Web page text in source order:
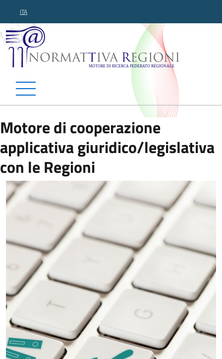
ITA
Normattiva Regioni -
Motore di cooperazione
applicativa giuridico/legislativa
con le Regioni